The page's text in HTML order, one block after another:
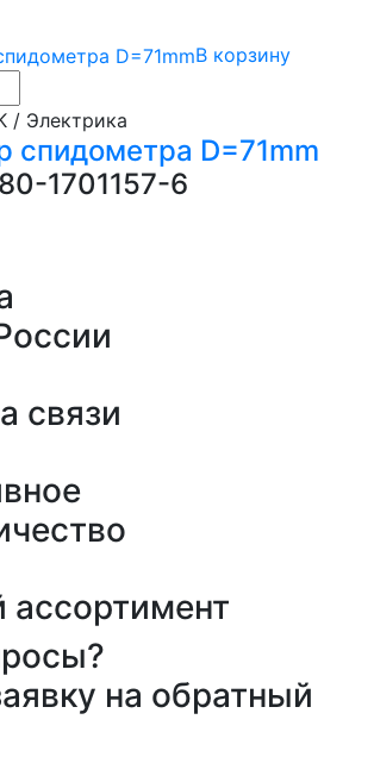
В корзину
/ Электрика
спидометра D=71mm
1701157-6
связи
на обратный